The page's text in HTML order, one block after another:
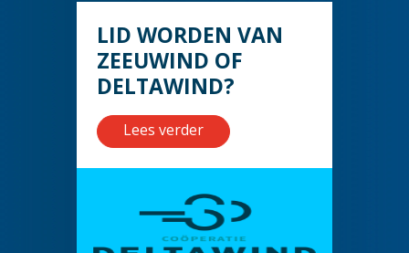
LID WORDEN VAN
ZEEUWIND OF
DELTAWIND?
Lees verder